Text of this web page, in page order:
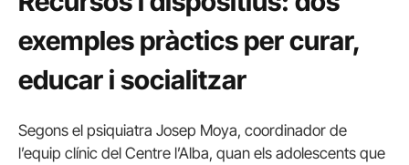
exemples pràctics per curar,
educar i socialitzar
Segons el psiquiatra Josep Moya, coordinador de
l’equip clínic del Centre l’Alba, quan els adolescents que